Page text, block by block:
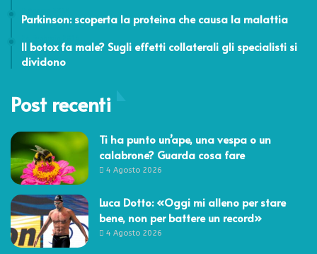
Parkinson: scoperta la proteina che causa la malattia
Il botox fa male? Sugli effetti collaterali gli specialisti si
dividono
Post recenti
Ti ha punto un’ape, una vespa o un
calabrone? Guarda cosa fare
4 Agosto 2026
Luca Dotto: «Oggi mi alleno per stare
bene, non per battere un record»
4 Agosto 2026